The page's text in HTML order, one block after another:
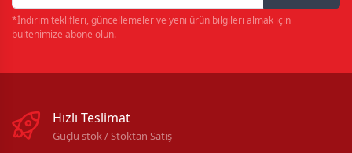
*İndirim teklifleri, güncellemeler ve yeni ürün bilgileri almak için
bültenimize abone olun.
Hızlı Teslimat
Güçlü stok / Stoktan Satış